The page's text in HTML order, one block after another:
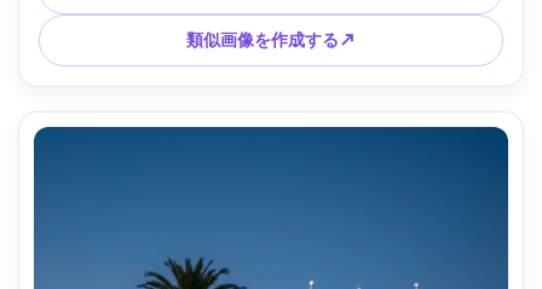
ル、映画のようなカラーグレーディング、微妙なポスターグ
レイン --ar 4:5
類似画像を作成する↗